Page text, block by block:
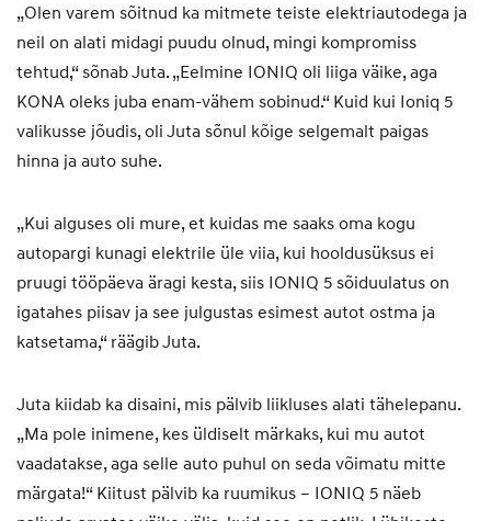
„Olen varem sõitnud ka mitmete teiste elektriautodega ja
neil on alati midagi puudu olnud, mingi kompromiss
tehtud,“ sõnab Juta. „Eelmine IONIQ oli liiga väike, aga
KONA oleks juba enam-vähem sobinud.“ Kuid kui Ioniq 5
valikusse jõudis, oli Juta sõnul kõige selgemalt paigas
hinna ja auto suhe.
„Kui alguses oli mure, et kuidas me saaks oma kogu
autopargi kunagi elektrile üle viia, kui hooldusüksus ei
pruugi tööpäeva äragi kesta, siis IONIQ 5 sõiduulatus on
igatahes piisav ja see julgustas esimest autot ostma ja
katsetama,“ räägib Juta.
Juta kiidab ka disaini, mis pälvib liikluses alati tähelepanu.
„Ma pole inimene, kes üldiselt märkaks, kui mu autot
vaadatakse, aga selle auto puhul on seda võimatu mitte
märgata!“ Kiitust pälvib ka ruumikus – IONIQ 5 näeb